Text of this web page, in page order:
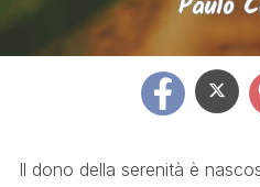
Il dono della serenità è